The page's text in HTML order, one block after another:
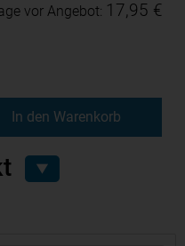
vor Angebot: 17,95 €
In den Warenkorb
▼